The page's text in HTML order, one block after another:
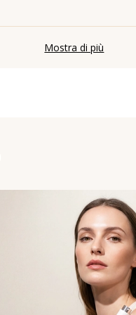
Mostra di più